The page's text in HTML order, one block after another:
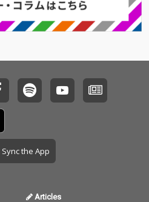
Sync the App
Articles